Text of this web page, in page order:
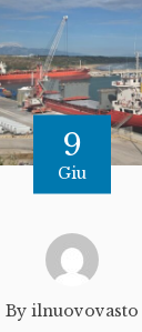
9
Giu
By ilnuovovasto